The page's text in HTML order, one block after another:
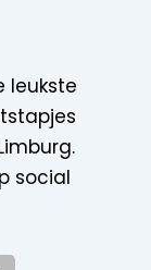
leukste
social